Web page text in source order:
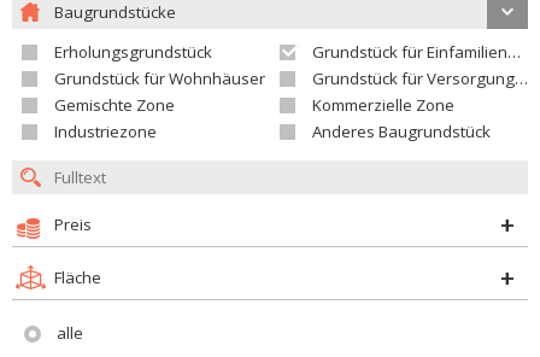
Baugrundstücke
Erholungsgrundstück
Grundstück für Einfamilienhäuser
Grundstück für Wohnhäuser
Grundstück für Versorgungseinrichtungen
Gemischte Zone
Kommerzielle Zone
Industriezone
Anderes Baugrundstück
Preis
Fläche
alle